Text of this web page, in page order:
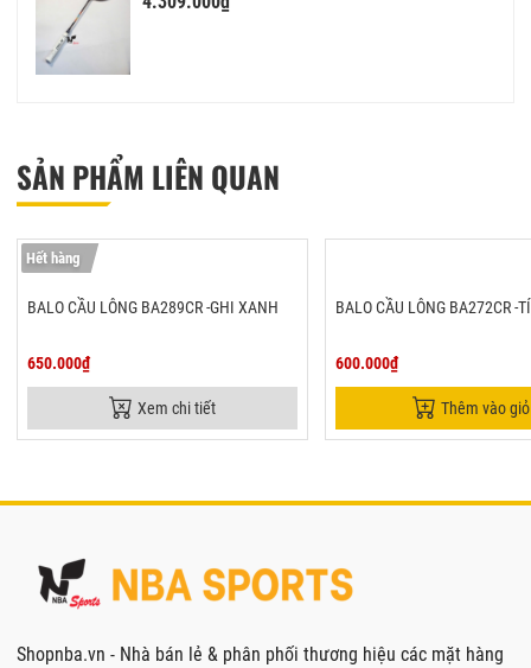
SẢN PHẨM LIÊN QUAN
Hết hàng
BALO CẦU LÔNG BA289CR -GHI XANH
650.000₫
Xem chi tiết
BALO CẦU LÔNG BA272CR -
600.000₫
Thêm vào giỏ
Shopnba.vn - Nhà bán lẻ & phân phối thương hiệu các mặt hàng